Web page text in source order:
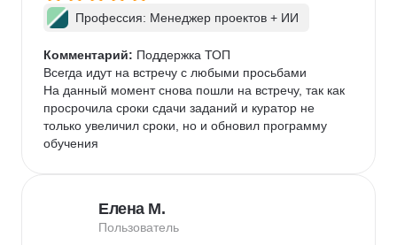
Профессия: Менеджер проектов + ИИ
Комментарий: Поддержка ТОП
Всегда идут на встречу с любыми просьбами
На данный момент снова пошли на встречу, так как
просрочила сроки сдачи заданий и куратор не
только увеличил сроки, но и обновил программу
обучения
Елена М.
Пользователь